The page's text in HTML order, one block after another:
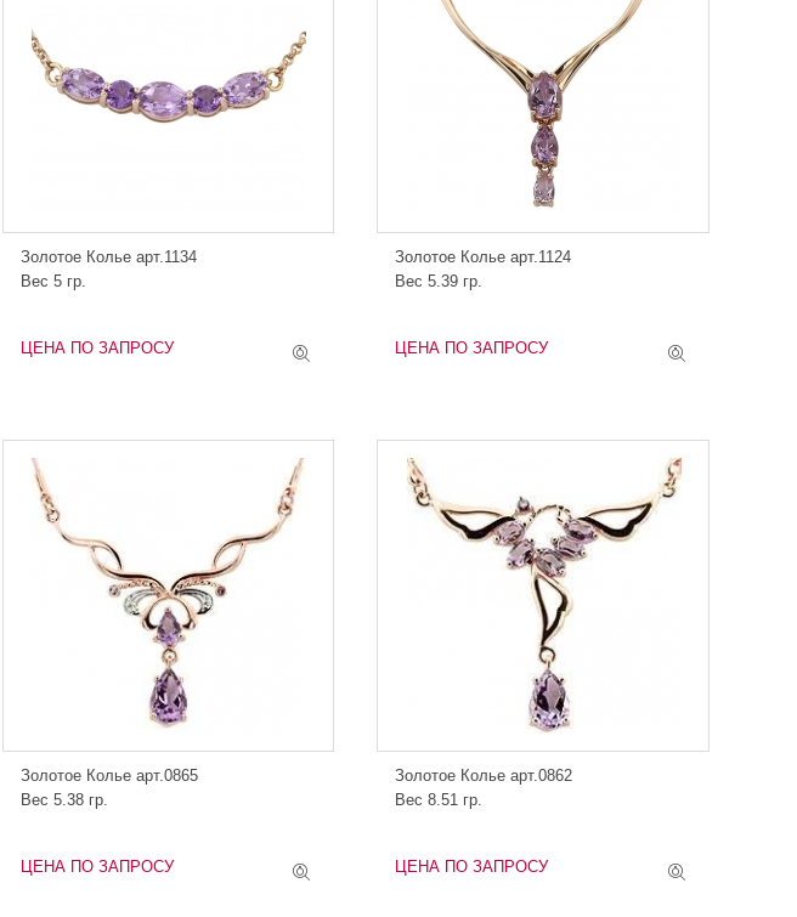
Золотое Колье арт.1134
Вес 5 гр.
ЦЕНА ПО ЗАПРОСУ
Золотое Колье арт.1124
Вес 5.39 гр.
ЦЕНА ПО ЗАПРОСУ
Золотое Колье арт.0865
Вес 5.38 гр.
ЦЕНА ПО ЗАПРОСУ
Золотое Колье арт.0862
Вес 8.51 гр.
ЦЕНА ПО ЗАПРОСУ